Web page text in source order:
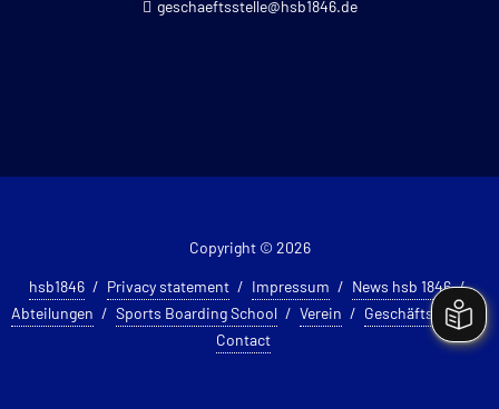
geschaeftsstelle@hsb1846.de
Copyright © 2026
hsb1846 Privacy statement Impressum
News hsb 1846
Abteilungen
Sports Boarding School Verein
Geschäftsstelle
Contact